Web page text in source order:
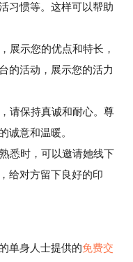
习惯等。这样可以帮助
示您的优点和特长，
的活动，展示您的活力
保持真诚和耐心。尊
诚意和温暖。
悉时，可以邀请她线下
给对方留下良好的印
单身人士提供的免费交